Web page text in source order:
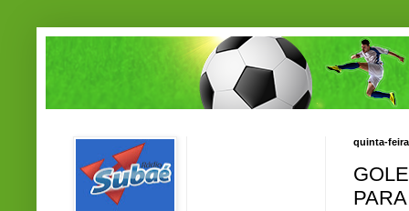
quinta-